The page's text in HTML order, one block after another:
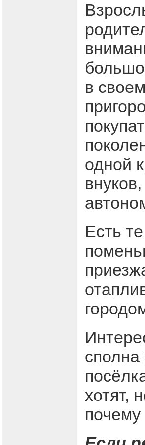
в
одной
Есть
сполна
хотят,